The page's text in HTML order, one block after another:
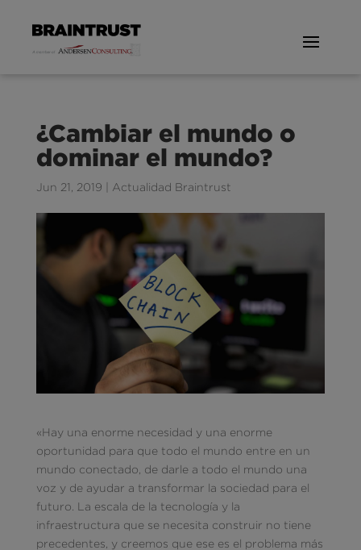
¿Cambiar el mundo o
dominar el mundo?
Jun 21, 2019 Actualidad Braintrust
«Hay una enorme necesidad y una enorme
oportunidad para que todo el mundo entre en un
mundo conectado, de darle a todo el mundo una
voz y de ayudar a transformar la sociedad para el
futuro. La escala de la tecnología y la
infraestructura que se necesita construir no tiene
precedentes, y creemos que ese es el problema más